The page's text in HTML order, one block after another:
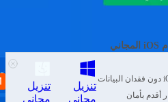
ReiBoot - برنامج إصلاح نظام iOS المجاني
أصلح أكثر من 150 مشكلة في iOS دون فقدان البيانات
تنزيل
مجاني
تنزيل
مجاني